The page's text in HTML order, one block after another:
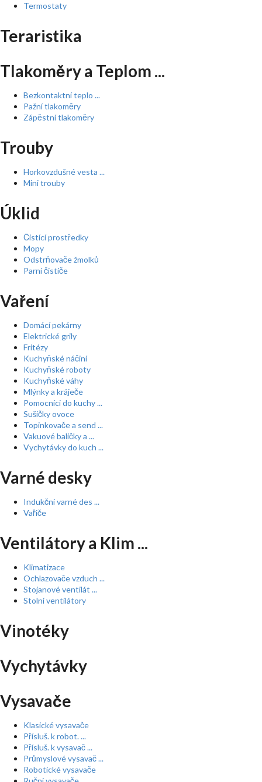
Termostaty
Teraristika
Tlakoměry a Teplom ...
Bezkontaktní teplo ...
Pažní tlakoměry
Zápěstní tlakoměry
Trouby
Horkovzdušné vesta ...
Mini trouby
Úklid
Čistící prostředky
Mopy
Odstrňovače žmolků
Parní čističe
Vaření
Domácí pekárny
Elektrické grily
Fritézy
Kuchyňské náčiní
Kuchyňské roboty
Kuchyňské váhy
Mlýnky a kráječe
Pomocníci do kuchy ...
Sušičky ovoce
Topinkovače a send ...
Vakuové baličky a ...
Vychytávky do kuch ...
Varné desky
Indukční varné des ...
Vařiče
Ventilátory a Klim ...
Klimatizace
Ochlazovače vzduch ...
Stojanové ventilát ...
Stolní ventilátory
Vinotéky
Vychytávky
Vysavače
Klasické vysavače
Přísluš. k robot. ...
Přísluš. k vysavač ...
Průmyslové vysavač ...
Robotické vysavače